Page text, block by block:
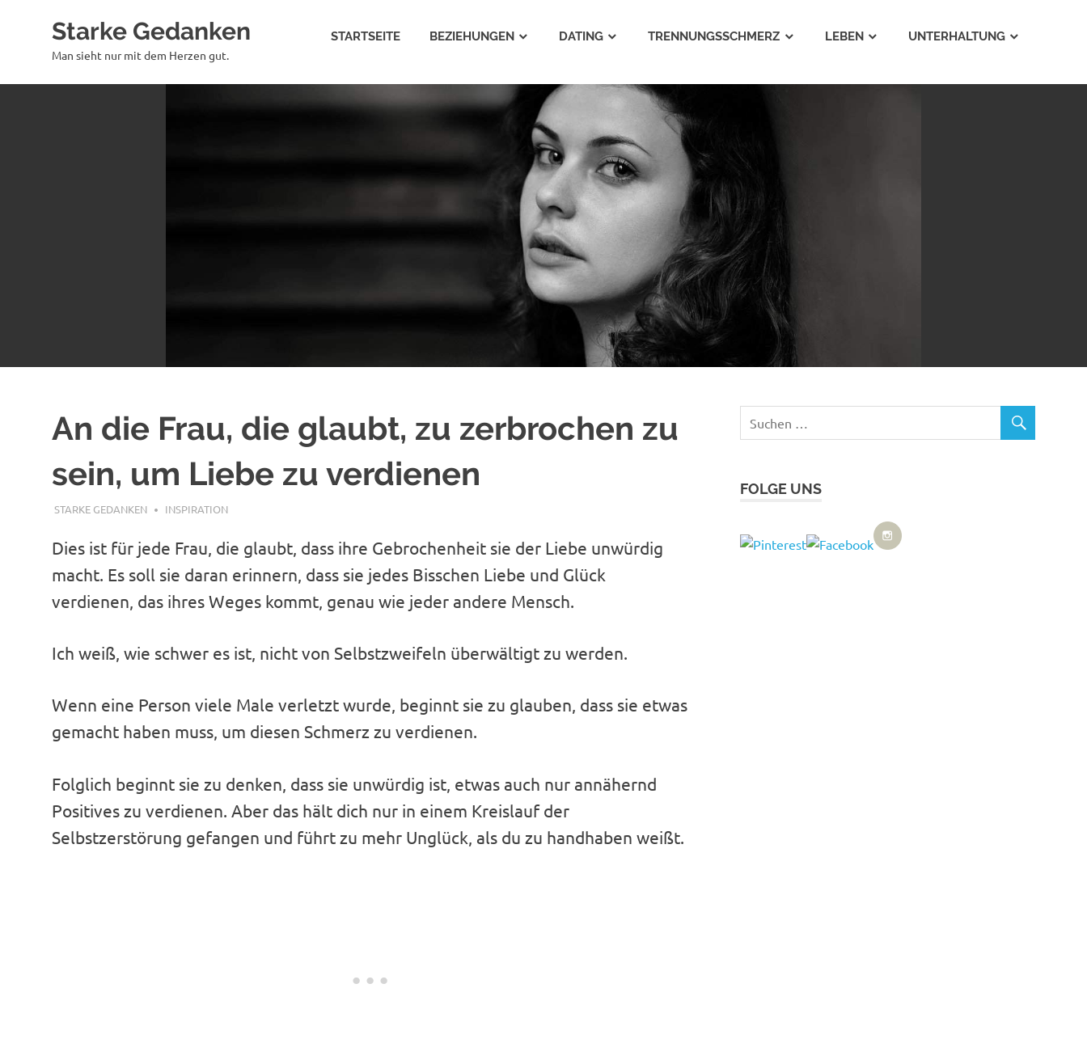
Starke Gedanken
Man sieht nur mit dem Herzen gut.
STARTSEITE BEZIEHUNGEN DATING TRENNUNGSSCHMERZ LEBEN UNTERHALTUNG
An die Frau, die glaubt, zu zerbrochen zu
sein, um Liebe zu verdienen
APRIL 10, 2020
STARKE GEDANKEN INSPIRATION
Dies ist für jede Frau, die glaubt, dass ihre Gebrochenheit sie der Liebe unwürdig
macht. Es soll sie daran erinnern, dass sie jedes Bisschen Liebe und Glück
verdienen, das ihres Weges kommt, genau wie jeder andere Mensch.
Ich weiß, wie schwer es ist, nicht von Selbstzweifeln überwältigt zu werden.
Wenn eine Person viele Male verletzt wurde, beginnt sie zu glauben, dass sie etwas
gemacht haben muss, um diesen Schmerz zu verdienen.
Folglich beginnt sie zu denken, dass sie unwürdig ist, etwas auch nur annähernd
Positives zu verdienen. Aber das hält dich nur in einem Kreislauf der
Selbstzerstörung gefangen und führt zu mehr Unglück, als du zu handhaben weißt.
FOLGE UNS